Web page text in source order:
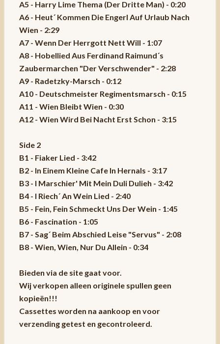
A5 - Harry Lime Thema (Der Dritte Man) - 0:20
A6 - Heut´ Kommen Die Engerl Auf Urlaub Nach
Wien - 2:29
A7 - Wenn Der Herrgott Nett Will - 1:07
A8 - Hobellied Aus Ferdinand Raimund´s
Zaubermarchen "Der Verschwender" - 2:28
A9 - Radetzky-Marsch - 0:12
A10 - Deutschmeister Regimentsmarsch - 0:15
A11 - Wien Bleibt Wien - 0:30
A12 - Wien Wird Bei Nacht Erst Schon - 3:15
Side 2
B1 - Fiaker Lied - 3:42
B2 - In Einem Kleine Cafe In Hernals - 3:17
B3 - I Marschier' Mit Mein Duli Dulieh - 3:42
B4 - I Riech´ An Wein Lied - 2:40
B5 - Fein, Fein Schmeckt Uns Der Wein - 1:45
B6 - Fascination - 1:05
B7 - Sag´ Beim Abschied Leise "Servus" - 2:08
B8 - Wien, Wien, Nur Du Allein - 0:34
Bieden via de site gaat voor.
Wij verkopen alleen originele spullen geen
kopieën!!!
Cassettes worden na aankoop en voor
verzending getest en gecontroleerd.